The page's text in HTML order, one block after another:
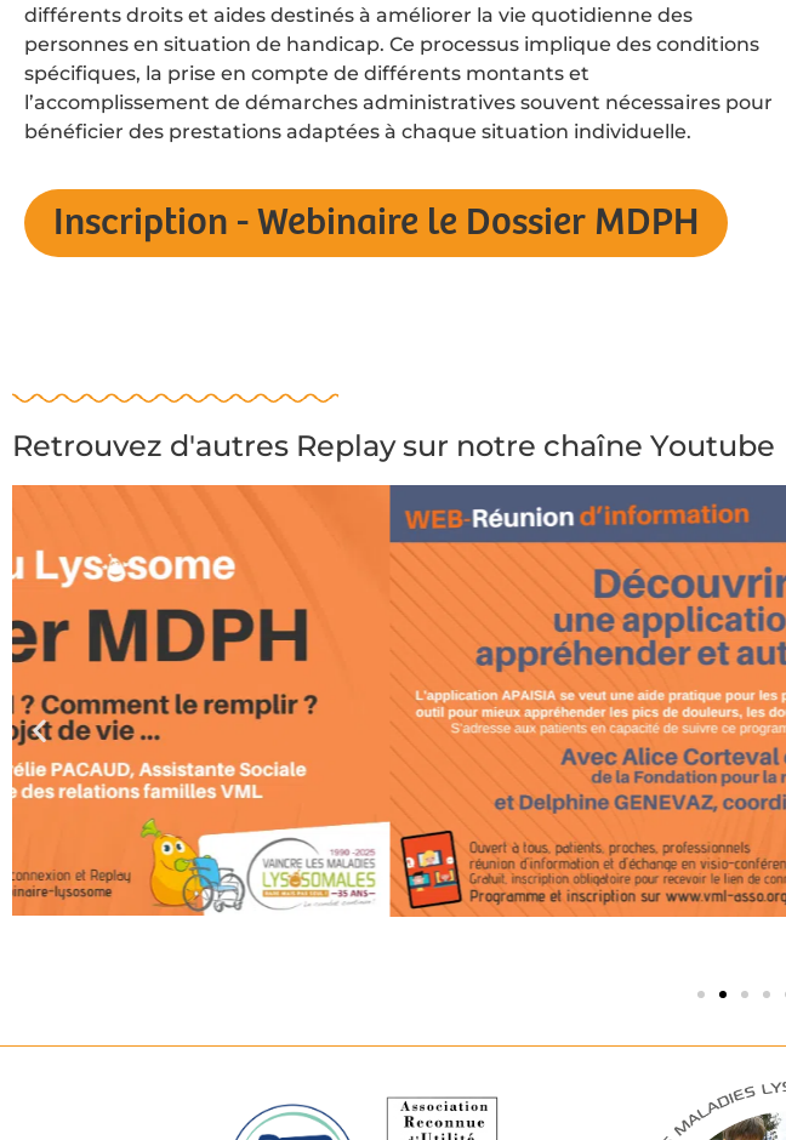
différents droits et aides destinés à améliorer la vie quotidienne des
personnes en situation de handicap. Ce processus implique des conditions
spécifiques, la prise en compte de différents montants et
l’accomplissement de démarches administratives souvent nécessaires pour
bénéficier des prestations adaptées à chaque situation individuelle.
Inscription - Webinaire le Dossier MDPH
Retrouvez d'autres Replay sur notre chaîne Youtube